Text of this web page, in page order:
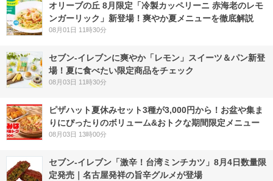
オリーブの丘 8月限定「冷製カッペリーニ 赤海老のレモ
ンガーリック」新登場！爽やか夏メニューを徹底解説
08月01日 11時30分
セブン‐イレブンに爽やか「レモン」スイーツ＆パン新登
場！夏に食べたい限定商品をチェック
08月03日 11時30分
ピザハット夏休みセット3種が3,000円から！お盆や集ま
りにぴったりのボリューム&おトクな期間限定メニュー
08月03日 13時00分
セブン-イレブン「激辛！台湾ミンチカツ」8月4日数量限
定発売｜名古屋発祥の旨辛グルメが登場